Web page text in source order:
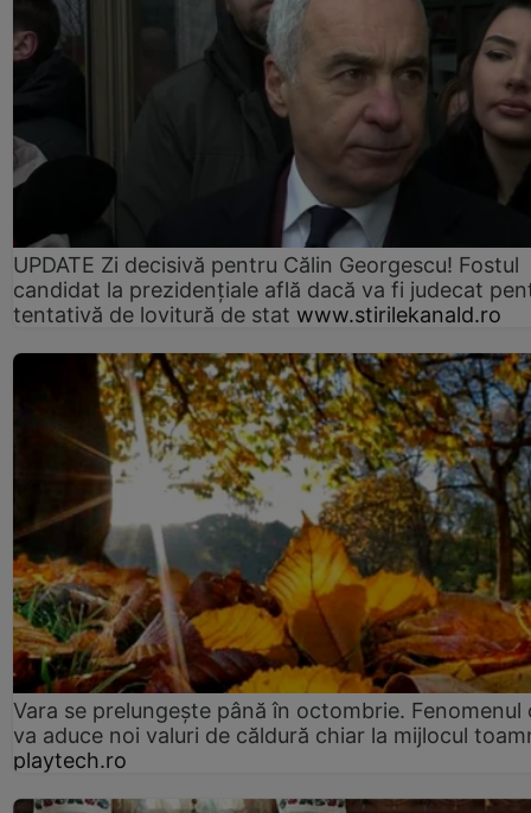
UPDATE Zi decisivă pentru Călin Georgescu! Fostul
candidat la prezidențiale află dacă va fi judecat
tentativă de lovitură de stat www.stirilekanald.ro
Vara se prelungeşte până în octombrie. Fenomenul
va aduce noi valuri de căldură chiar la mijlocul
playtech.ro